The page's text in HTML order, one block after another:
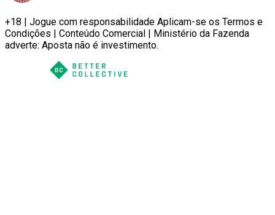
+18 | Jogue com responsabilidade Aplicam-se os Termos e
Condições | Conteúdo Comercial | Ministério da Fazenda
adverte: Aposta não é investimento.